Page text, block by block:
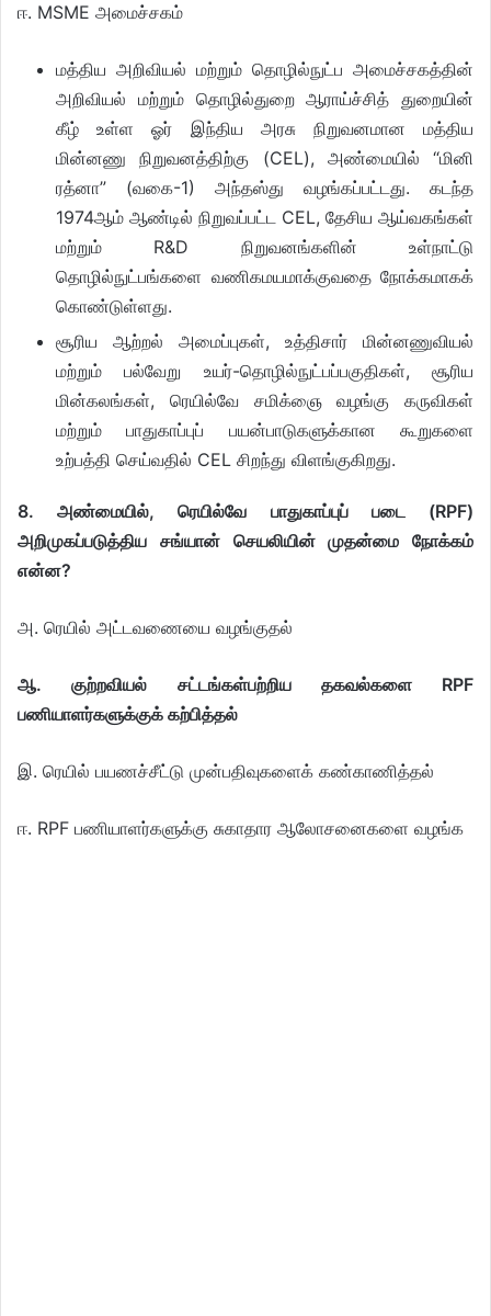
ஈ. MSME அமைச்சகம்
மத்திய அறிவியல் மற்றும் தொழில்நுட்ப அமைச்சகத்தின்
அறிவியல் மற்றும் தொழில்துறை ஆராய்ச்சித் துறையின்
கீழ் உள்ள ஓர் இந்திய அரசு நிறுவனமான மத்திய
மின்னணு நிறுவனத்திற்கு (CEL), அண்மையில் “மினி
ரத்னா” (வகை-1) அந்தஸ்து வழங்கப்பட்டது. கடந்த
1974ஆம் ஆண்டில் நிறுவப்பட்ட CEL, தேசிய ஆய்வகங்கள்
மற்றும் R&D நிறுவனங்களின் உள்நாட்டு
தொழில்நுட்பங்களை வணிகமயமாக்குவதை நோக்கமாகக்
கொண்டுள்ளது.
சூரிய ஆற்றல் அமைப்புகள், உத்திசார் மின்னணுவியல்
மற்றும் பல்வேறு உயர்-தொழில்நுட்பப்பகுதிகள், சூரிய
மின்கலங்கள், ரெயில்வே சமிக்ஞை வழங்கு கருவிகள்
மற்றும் பாதுகாப்புப் பயன்பாடுகளுக்கான கூறுகளை
உற்பத்தி செய்வதில் CEL சிறந்து விளங்குகிறது.
8. அண்மையில், ரெயில்வே பாதுகாப்புப் படை (RPF)
அறிமுகப்படுத்திய சங்யான் செயலியின் முதன்மை நோக்கம்
என்ன?
அ. ரெயில் அட்டவணையை வழங்குதல்
ஆ. குற்றவியல் சட்டங்கள்பற்றிய தகவல்களை RPF
பணியாளர்களுக்குக் கற்பித்தல்
இ. ரெயில் பயணச்சீட்டு முன்பதிவுகளைக் கண்காணித்தல்
ஈ. RPF பணியாளர்களுக்கு சுகாதார ஆலோசனைகளை வழங்க